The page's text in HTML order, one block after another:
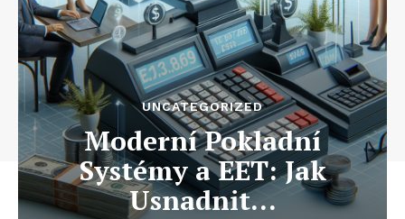
UNCATEGORIZED
Moderní Pokladní
Systémy a EET: Jak
Usnadnit…